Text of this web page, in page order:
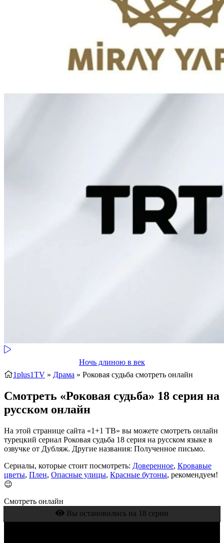
Ночь длиною в век
1plus1TV » Драма » Роковая судьба смотреть онлайн
Смотреть «Роковая судьба» 18 серия на
русском онлайн
На этой странице сайта «1+1 ТВ» вы можете смотреть онлайн
турецкий сериал Роковая судьба 18 серия на русском языке в
озвучке от Дубляж. Другие названия: Полученное письмо.
Сериалы, которые стоит посмотреть: Доверенное, Кровавые
цветы, Плен, Опасные улицы, Красные бутоны, рекомендуем!
😉
Смотреть онлайн
Вы остановились на 18 серии